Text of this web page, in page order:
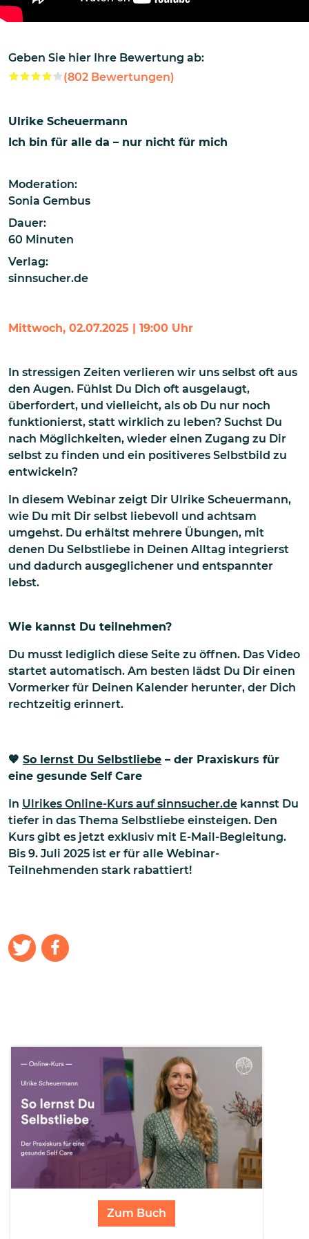
Geben Sie hier Ihre Bewertung ab:
(802 Bewertungen)
Ulrike Scheuermann
Ich bin für alle da – nur nicht für mich
Moderation:
Sonia Gembus
Dauer:
60 Minuten
Verlag:
sinnsucher.de
Mittwoch, 02.07.2025 | 19:00 Uhr
In stressigen Zeiten verlieren wir uns selbst oft aus
den Augen. Fühlst Du Dich oft ausgelaugt,
überfordert, und vielleicht, als ob Du nur noch
funktionierst, statt wirklich zu leben? Suchst Du
nach Möglichkeiten, wieder einen Zugang zu Dir
selbst zu finden und ein positiveres Selbstbild zu
entwickeln?
In diesem Webinar zeigt Dir Ulrike Scheuermann,
wie Du mit Dir selbst liebevoll und achtsam
umgehst. Du erhältst mehrere Übungen, mit
denen Du Selbstliebe in Deinen Alltag integrierst
und dadurch ausgeglichener und entspannter
lebst.
Wie kannst Du teilnehmen?
Du musst lediglich diese Seite zu öffnen. Das Video
startet automatisch. Am besten lädst Du Dir einen
Vormerker für Deinen Kalender herunter, der Dich
rechtzeitig erinnert.
🧡 So lernst Du Selbstliebe – der Praxiskurs für
eine gesunde Self Care
In Ulrikes Online-Kurs auf sinnsucher.de kannst Du
tiefer in das Thema Selbstliebe einsteigen. Den
Kurs gibt es jetzt exklusiv mit E-Mail-Begleitung.
Bis 9. Juli 2025 ist er für alle Webinar-
Teilnehmenden stark rabattiert!
Zum Buch